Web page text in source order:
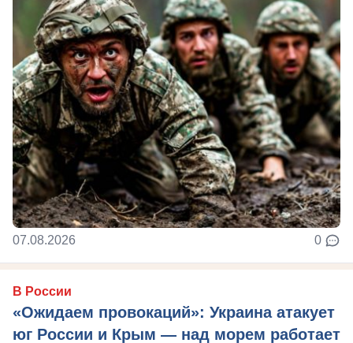
07.08.2026 0
В России
«Ожидаем провокаций»: Украина атакует
юг России и Крым — над морем работает